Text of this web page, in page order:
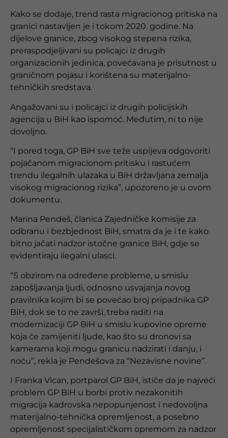
Kako se dodaje, trend rasta migracionog pritiska na
granici nastavljen je i tokom 2020. godine. Na
dijelove granice, zbog visokog stepena rizika,
preraspodjeljivani su policajci iz drugih
organizacionih jedinica, povećavana je prisutnost u
graničnom pojasu i korištena su materijalno-
tehničkih sredstava.
Angažovani su i policajci iz drugih policijskih
agencija u BiH kao ispomoć. Međutim, ni to nije
dovoljno.
“I pored toga, GP BiH sve teže uspijeva odgovoriti
pojačanom migracionom pritisku i rastućem
trendu ilegalnih ulazaka u BiH državljana zemalja
visokog migracionog rizika”, upozoreno je u ovom
dokumentu.
Marina Pendeš, članica Zajedničke komisije za
odbranu i bezbjednost BiH, smatra da je i te kako
bitno jačati nadzor istočne granice BiH, gdje se
evidentiraju ilegalni ulasci.
“S obzirom na određene probleme, u smislu
zapošljavanja ljudi, odnosno usvajanja novog
pravilnika kojim bi se povećao broj pripadnika GP
BiH, dok se to ne završi, treba raditi na
modernizaciji GP BiH u smislu kupovine opreme
koja će zamijeniti ljude, kao što su dronovi sa
kamerama koji mogu granicu nadzirati i danju, i
noću”, rekla je Pendešova za “Nezavisne novine”.
I Franka Vican, portparol GP BiH, ističe da je najveći
problem GP BiH u borbi protiv nezakonitih
migracija kadrovska nepopunjenost i nedovoljna
materijalno-tehnička opremljenost, a posebno
opremljenost specijalističkom opremom za nadzor